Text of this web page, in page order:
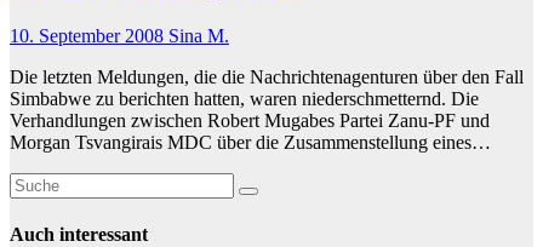
10. September 2008 Sina M.
Die letzten Meldungen, die die Nachrichtenagenturen über den Fall
Simbabwe zu berichten hatten, waren niederschmetternd. Die
Verhandlungen zwischen Robert Mugabes Partei Zanu-PF und
Morgan Tsvangirais MDC über die Zusammenstellung eines…
Auch interessant